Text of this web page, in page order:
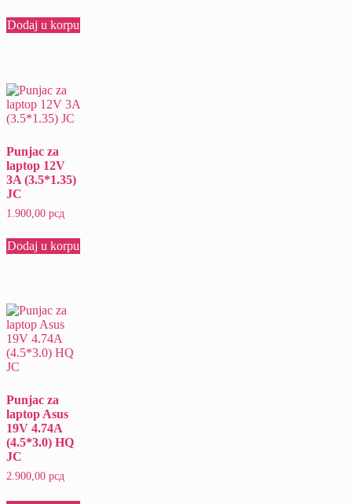
Dodaj u korpu
Punjac za
laptop 12V
3A (3.5*1.35)
JC
1.900,00 рсд
Dodaj u korpu
Punjac za
laptop Asus
19V 4.74A
(4.5*3.0) HQ
JC
2.900,00 рсд